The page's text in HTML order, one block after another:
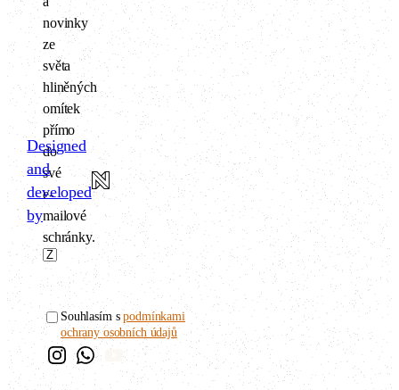
novinky
ze
světa
hliněných
omítek
přímo
do
své
e-
mailové
schránky.
Souhlasím spodmínkami
ochrany osobních údajů
Designed
and
developed
by